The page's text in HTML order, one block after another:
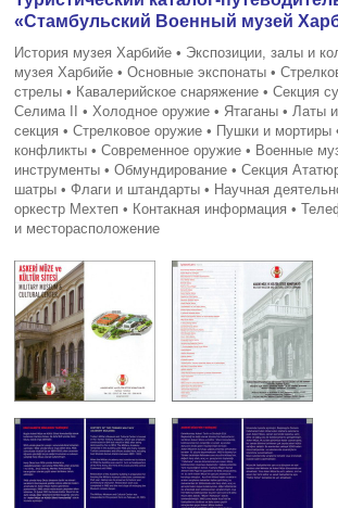
«Стамбульский Военный музей
История музея Харбийе • Экспозиции, залы и
музея Харбийе • Основные экспонаты •
стрелы • Кавалерийское снаряжение • Секция
Селима II • Холодное оружие • Ятаганы • Латы
секция • Стрелковое оружие • Пушки и мортиры
конфликты • Современное оружие • Военные
инструменты • Обмундирование • Секция
шатры • Флаги и штандарты • Научная
оркестр Мехтеп • Контакная информация •
и месторасположение